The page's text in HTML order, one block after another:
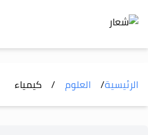
الرئيسية/ العلوم / كيمياء